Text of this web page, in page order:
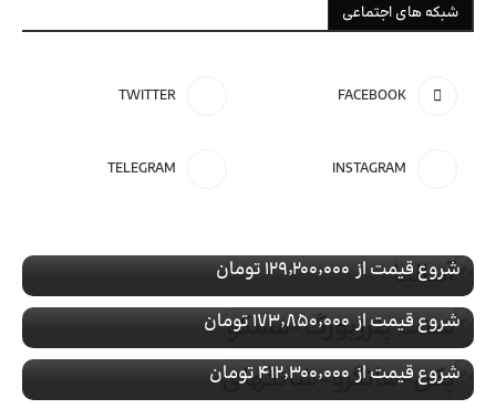
شبکه های اجتماعی
FACEBOOK
TWITTER
INSTAGRAM
TELEGRAM
شروع قیمت از ۱۲۹٬۲۰۰٬۰۰۰ تومان
با پرواز
شروع قیمت از۱۷۳٬۸۵۰٬۰۰۰ تومان
تور ویژهچین
رزرو تور پکن-هانگزو-شانگهای
با پرواز
شروع قیمت از۴۱۲٬۳۰۰٬۰۰۰ تومان
تور ویژهترکیه
رزرو تور کوش اداسی
با پرواز